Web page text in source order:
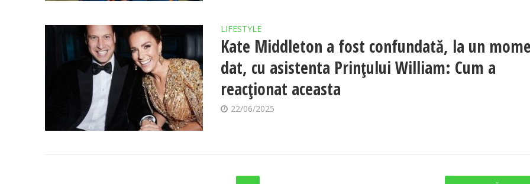
LIFESTYLE
Kate Middleton a fost confundată, la un
dat, cu asistenta Prințului William: Cum a
reacționat aceasta
22/06/2025